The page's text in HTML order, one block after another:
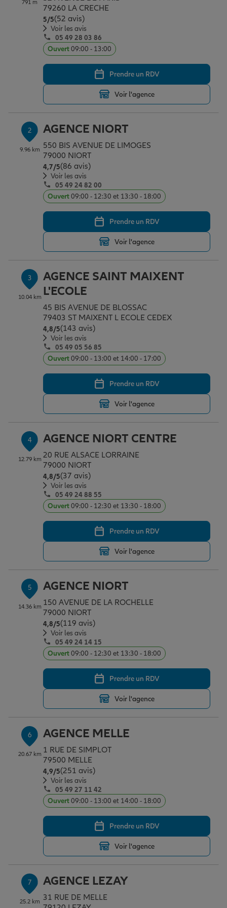
Assurance emprunteur
Prévoyance et dépendance
Assurance animal de compagnie
Protection de la famille
Protection juridique
Épargne & retraite
Plan épargne retraite
Assurance vie
Placements financiers
Investissements immobiliers
Transmission
Vos projets
Partir en vacances
Déménager
Changer de voiture
Départ à la retraite
Conseil assurance
Outre-mer
Assurance auto
Assurance habitation
Garantie des accidents de la vie
Assurance scolaire
Protection juridique
Tous nos devis d'assurance
Professionnels
Allianz en France
791 m
79260 LA CRECHE
5/5Note de 5 sur 5
(52 avis)
Voir les avis
05 49 28 03 86
Ouvert09:00 - 13:00
Prendre un RDV
Voir l'agence
2
9.96 km
AGENCE NIORT
550 BIS AVENUE DE LIMOGES
79000 NIORT
4,7/5Note de 4.7 sur 5
(86 avis)
Voir les avis
05 49 24 82 00
Ouvert09:00 - 12:30 et 13:30 - 18:00
Prendre un RDV
Voir l'agence
3
10.04 km
AGENCE SAINT MAIXENT
L'ECOLE
45 BIS AVENUE DE BLOSSAC
79403 ST MAIXENT L ECOLE CEDEX
4,8/5Note de 4.8 sur 5
(143 avis)
Voir les avis
05 49 05 56 85
Ouvert09:00 - 13:00 et 14:00 - 17:00
Prendre un RDV
Voir l'agence
4
12.79 km
AGENCE NIORT CENTRE
20 RUE ALSACE LORRAINE
79000 NIORT
4,8/5Note de 4.8 sur 5
(37 avis)
Voir les avis
05 49 24 88 55
Ouvert09:00 - 12:30 et 13:30 - 18:00
Prendre un RDV
Voir l'agence
5
14.36 km
AGENCE NIORT
150 AVENUE DE LA ROCHELLE
79000 NIORT
4,8/5Note de 4.8 sur 5
(119 avis)
Voir les avis
05 49 24 14 15
Ouvert09:00 - 12:30 et 13:30 - 18:00
Prendre un RDV
Voir l'agence
6
20.67 km
AGENCE MELLE
1 RUE DE SIMPLOT
79500 MELLE
4,9/5Note de 4.9 sur 5
(251 avis)
Voir les avis
05 49 27 11 42
Ouvert09:00 - 13:00 et 14:00 - 18:00
Prendre un RDV
Voir l'agence
7
25.2 km
AGENCE LEZAY
31 RUE DE MELLE